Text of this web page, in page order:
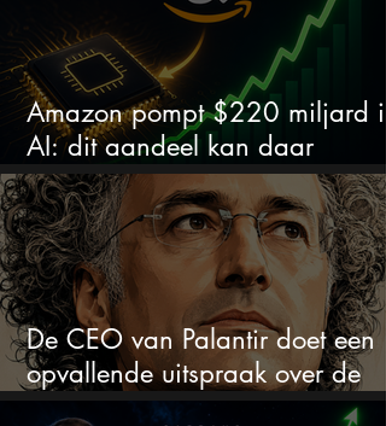
Amazon pompt $220 miljard in
AI: dit aandeel kan daar
explosief van profiteren
De CEO van Palantir doet een
opvallende uitspraak over de
beurs